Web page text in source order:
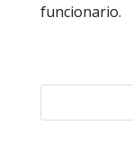
funcionario.